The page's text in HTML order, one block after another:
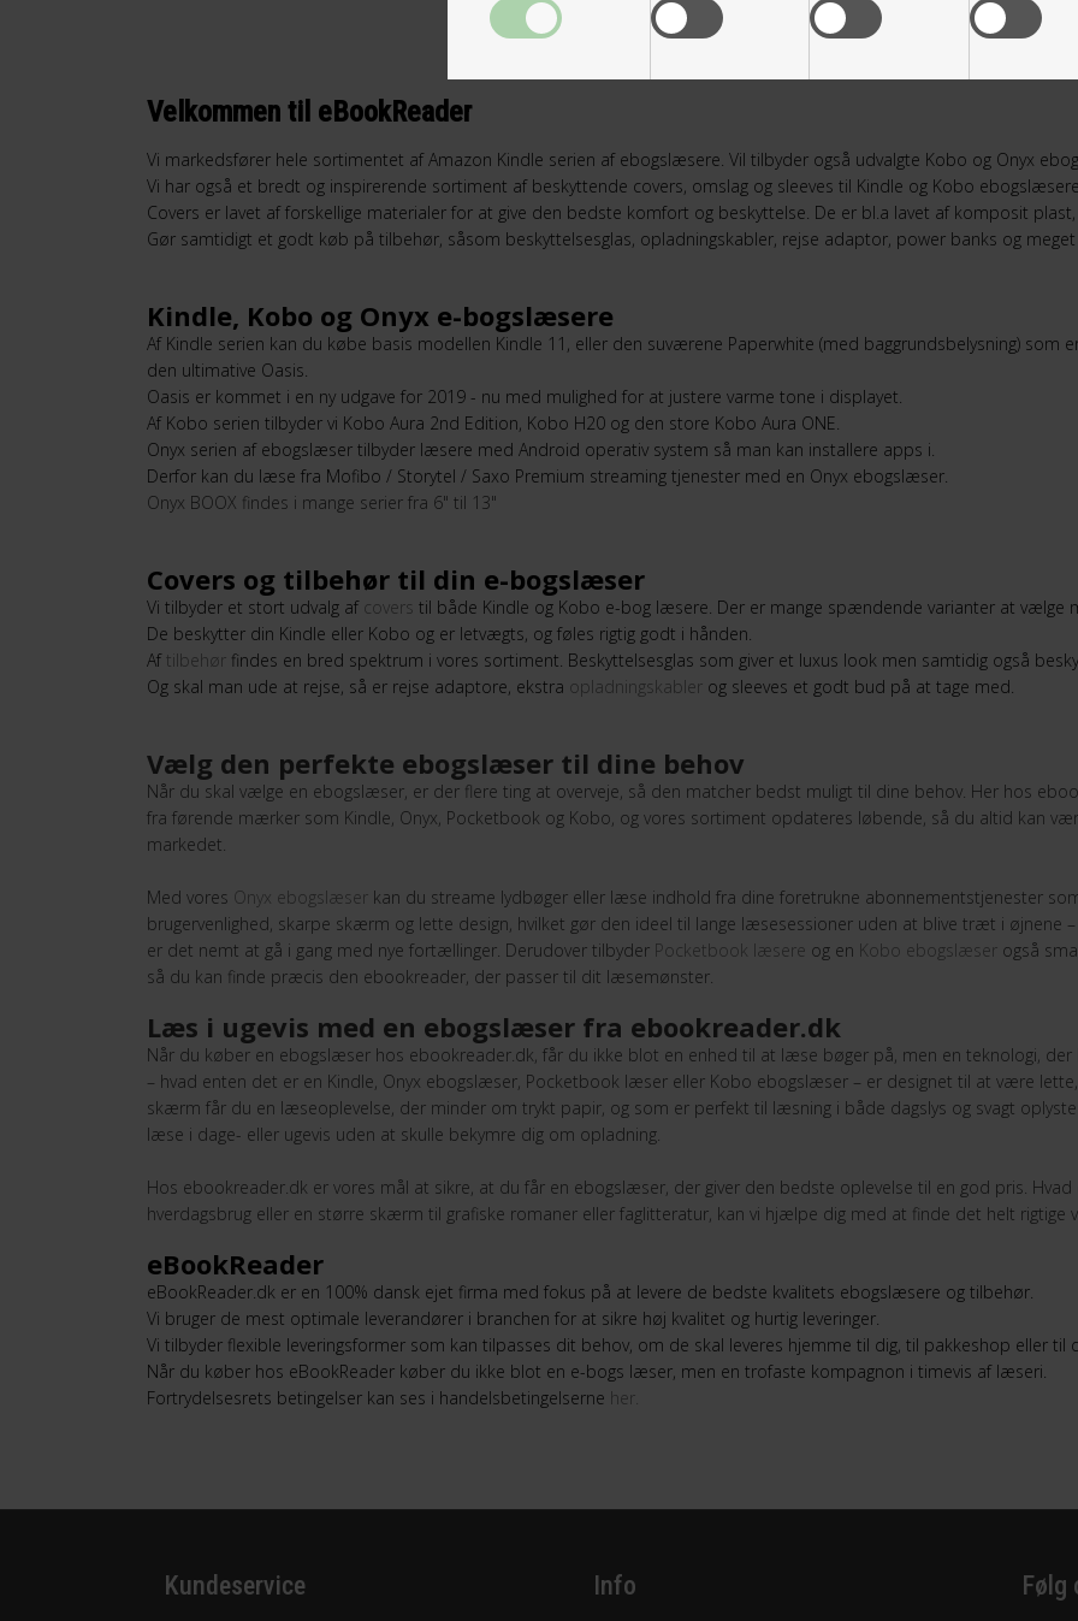
Velkommen til eBookReader
Vi markedsfører hele sortimentet af Amazon Kindle serien af ebogslæsere. Vil tilbyder også udvalgte Kobo og Onyx
Vi har også et bredt og inspirerende sortiment af beskyttende covers, omslag og sleeves til Kindle og Kobo
Covers er lavet af forskellige materialer for at give den bedste komfort og beskyttelse. De er bl.a lavet af komposit
Gør samtidigt et godt køb på tilbehør, såsom beskyttelsesglas, opladningskabler, rejse adaptor, power banks og
Kindle, Kobo og Onyx e-bogslæsere
Af Kindle serien kan du købe basis modellen Kindle 11, eller den suværene Paperwhite (med baggrundsbelysning)
den ultimative Oasis.
Oasis er kommet i en ny udgave for 2019 - nu med mulighed for at justere varme tone i displayet.
Af Kobo serien tilbyder vi Kobo Aura 2nd Edition, Kobo H20 og den store Kobo Aura ONE.
Onyx serien af ebogslæser tilbyder læsere med Android operativ system så man kan installere apps i.
Derfor kan du læse fra Mofibo / Storytel / Saxo Premium streaming tjenester med en Onyx ebogslæser.
Onyx BOOX findes i mange serier fra 6" til 13"
Covers og tilbehør til din e-bogslæser
Vi tilbyder et stort udvalg af covers til både Kindle og Kobo e-bog læsere. Der er mange spændende varianter at vælge
De beskytter din Kindle eller Kobo og er letvægts, og føles rigtig godt i hånden.
Af tilbehør findes en bred spektrum i vores sortiment. Beskyttelsesglas som giver et luxus look men samtidig også
Og skal man ude at rejse, så er rejse adaptore, ekstra opladningskabler og sleeves et godt bud på at tage med.
Vælg den perfekte ebogslæser til dine behov
Når du skal vælge en ebogslæser, er der flere ting at overveje, så den matcher bedst muligt til dine behov. Her hos
fra førende mærker som Kindle, Onyx, Pocketbook og Kobo, og vores sortiment opdateres løbende, så du altid kan
markedet.
Med vores Onyx ebogslæser kan du streame lydbøger eller læse indhold fra dine foretrukne abonnementstjenester
brugervenlighed, skarpe skærm og lette design, hvilket gør den ideel til lange læsesessioner uden at blive træt i øjnene
er det nemt at gå i gang med nye fortællinger. Derudover tilbyder Pocketbook læsere og en Kobo ebogslæser også
så du kan finde præcis den ebookreader, der passer til dit læsemønster.
Læs i ugevis med en ebogslæser fra ebookreader.dk
Når du køber en ebogslæser hos ebookreader.dk, får du ikke blot en enhed til at læse bøger på, men en teknologi,
– hvad enten det er en Kindle, Onyx ebogslæser, Pocketbook læser eller Kobo ebogslæser – er designet til at være
skærm får du en læseoplevelse, der minder om trykt papir, og som er perfekt til læsning i både dagslys og svagt
læse i dage- eller ugevis uden at skulle bekymre dig om opladning.
Hos ebookreader.dk er vores mål at sikre, at du får en ebogslæser, der giver den bedste oplevelse til en god pris.
hverdagsbrug eller en større skærm til grafiske romaner eller faglitteratur, kan vi hjælpe dig med at finde det helt rigtige
eBookReader
eBookReader.dk er en 100% dansk ejet firma med fokus på at levere de bedste kvalitets ebogslæsere og tilbehør.
Vi bruger de mest optimale leverandører i branchen for at sikre høj kvalitet og hurtig leveringer.
Vi tilbyder flexible leveringsformer som kan tilpasses dit behov, om de skal leveres hjemme til dig, til pakkeshop eller til
Når du køber hos eBookReader køber du ikke blot en e-bogs læser, men en trofaste kompagnon i timevis af læseri.
Fortrydelsesrets betingelser kan ses i handelsbetingelserne her.
Kundeservice Info Følg